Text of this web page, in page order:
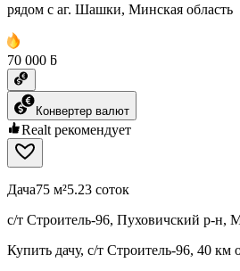
рядом с аг. Шашки, Минская область
70 000 ƃ
Конвертер валют
Realt рекомендует
Дача75 м²5.23 соток
с/т Строитель-96, Пуховичский р-н,
Купить дачу, с/т Строитель-96, 40